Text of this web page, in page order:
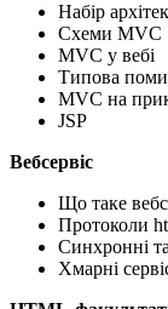
Набір
Схеми MVC
MVC у вебі
Типова
MVC на
JSP
Вебсервіс
Що таке
Протоколи
Синхронні
Хмарні